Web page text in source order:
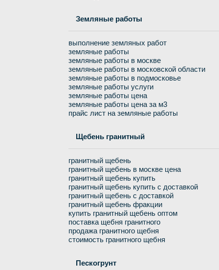
Земляные работы
выполнение земляных работ
земляные работы
земляные работы в москве
земляные работы в московской области
земляные работы в подмосковье
земляные работы услуги
земляные работы цена
земляные работы цена за м3
прайс лист на земляные работы
Щебень гранитный
гранитный щебень
гранитный щебень в москве цена
гранитный щебень купить
гранитный щебень купить с доставкой
гранитный щебень с доставкой
гранитный щебень фракции
купить гранитный щебень оптом
поставка щебня гранитного
продажа гранитного щебня
стоимость гранитного щебня
Пескогрунт